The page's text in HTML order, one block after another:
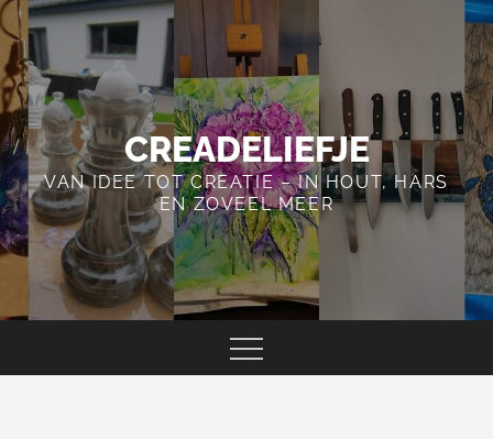
Skip
to
content
CREADELIEFJE
VAN IDEE TOT CREATIE – IN HOUT, HARS
EN ZOVEEL MEER